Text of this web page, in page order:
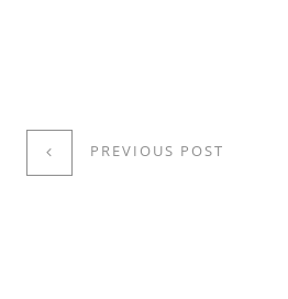
PREVIOUS POST